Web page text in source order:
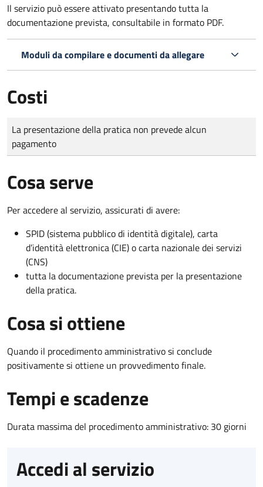
Il servizio può essere attivato presentando tutta la
documentazione prevista, consultabile in formato PDF.
Moduli da compilare e documenti da allegare
Costi
Tipo di pagamento
Importo
La presentazione della pratica non prevede alcun
pagamento
Cosa serve
Per accedere al servizio, assicurati di avere:
SPID (sistema pubblico di identità digitale), carta
d’identità elettronica (CIE) o carta nazionale dei servizi
(CNS)
tutta la documentazione prevista per la presentazione
della pratica.
Cosa si ottiene
Quando il procedimento amministrativo si conclude
positivamente si ottiene un provvedimento finale.
Tempi e scadenze
Durata massima del procedimento amministrativo: 30 giorni
Accedi al servizio